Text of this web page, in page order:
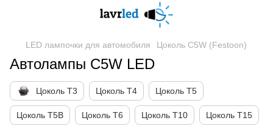
LED лампочки для автомобиля Цоколь C5W (Festoon)
Автолампы C5W LED
Цоколь Т3 Цоколь Т4 Цоколь Т5
Цоколь Т5B Цоколь Т6 Цоколь Т10 Цоколь Т15